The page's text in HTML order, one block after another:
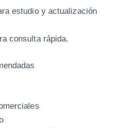
estudio y actualización
consulta rápida.